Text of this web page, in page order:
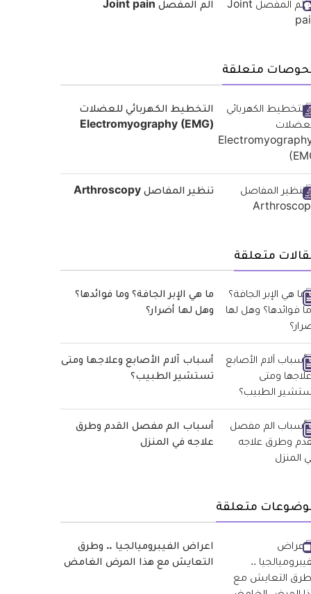
الم المفصل Joint pain
متعلقة
التخطيط الكهربائي للعضلات
(Electromyography (EMG
تنظير المفاصل Arthroscopy
متعلقة
ما هي الإبر الجافة؟ وما فوائدها؟
وهل لها أضرار؟
أسباب آلام الأصابع وعلاجها ومتى
تستشير الطبيب؟
أسباب الم مفصل القدم وطرق
علاجه في المنزل
متعلقة
اعراض الفيبروميالجيا .. وطرق
التعايش مع هذا المرض الغامض